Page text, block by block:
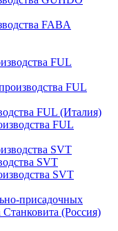
FABA
FUL
FUL
FUL (Италия)
FUL
SVT
SVT
SVT
присадочных
Станковита (Россия)